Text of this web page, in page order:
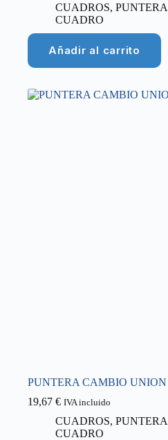
CUADROS,
CUADRO
Añadir al carrito
PUNTERA CAMBIO UNION
19,67 € IVA incluido
CUADROS,
CUADRO